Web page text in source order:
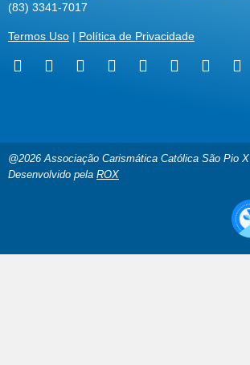
(83) 3341-7017
Termos Uso | Política de Privacidade
@2026 Associação Carismática Católica São Pio X
Desenvolvido pela ROX